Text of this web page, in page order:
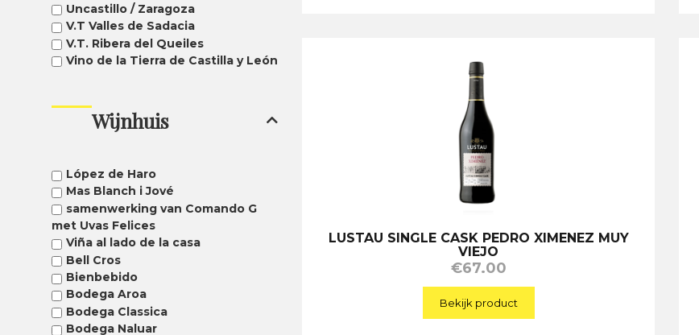
Uncastillo / Zaragoza
V.T Valles de Sadacia
V.T. Ribera del Queiles
Vino de la Tierra de Castilla y León
Wijnhuis
López de Haro
Mas Blanch i Jové
samenwerking van Comando G
met Uvas Felices
Viña al lado de la casa
Bell Cros
Bienbebido
Bodega Aroa
Bodega Classica
Bodega Naluar
LUSTAU SINGLE CASK PEDRO XIMENEZ MUY
VIEJO
€67.00
Bekijk product